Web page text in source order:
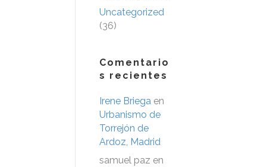
Uncategorized
(36)
Comentario
s recientes
Irene Briega en
Urbanismo de
Torrejón de
Ardoz, Madrid
samuel paz en